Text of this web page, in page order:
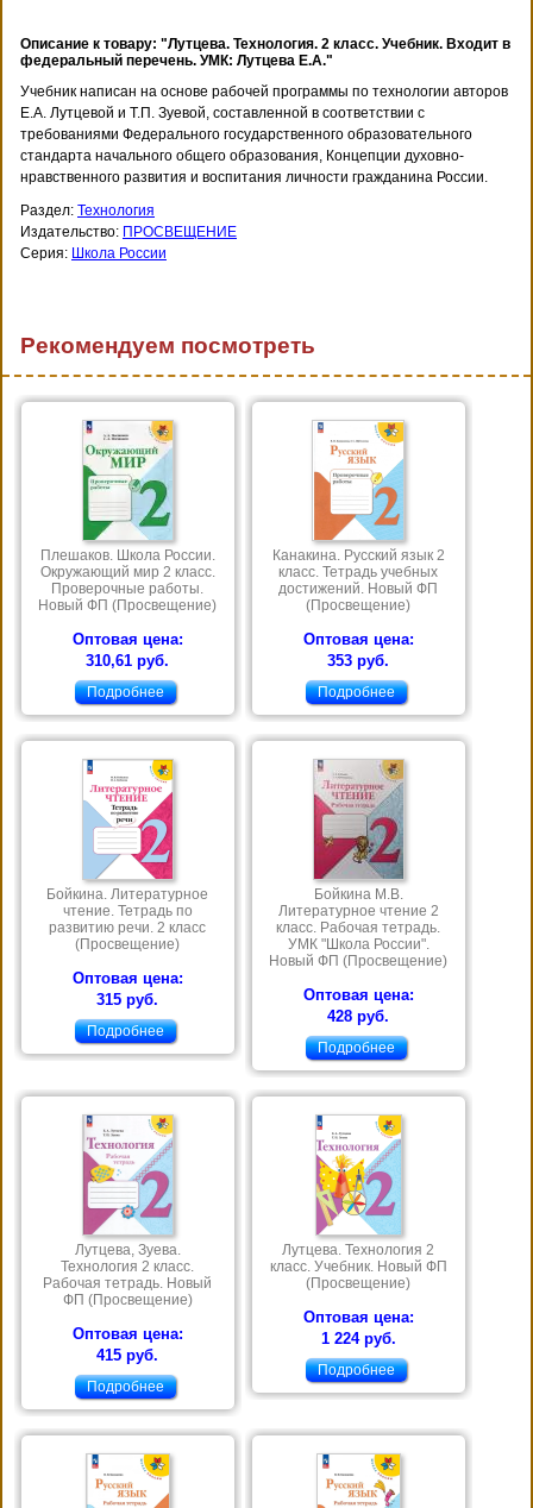
Описание к товару: "Лутцева. Технология. 2 класс. Учебник. Входит в
федеральный перечень. УМК: Лутцева Е.А."
Учебник написан на основе рабочей программы по технологии авторов
Е.А. Лутцевой и Т.П. Зуевой, составленной в соответствии с
требованиями Федерального государственного образовательного
стандарта начального общего образования, Концепции духовно-
нравственного развития и воспитания личности гражданина России.
Раздел: Технология
Издательство: ПРОСВЕЩЕНИЕ
Серия: Школа России
Рекомендуем посмотреть
Плешаков. Школа России.
Окружающий мир 2 класс.
Проверочные работы.
Новый ФП (Просвещение)
Оптовая цена:
310,61 руб.
Подробнее
Канакина. Русский язык 2
класс. Тетрадь учебных
достижений. Новый ФП
(Просвещение)
Оптовая цена:
353 руб.
Подробнее
Бойкина. Литературное
чтение. Тетрадь по
развитию речи. 2 класс
(Просвещение)
Оптовая цена:
315 руб.
Подробнее
Бойкина М.В.
Литературное чтение 2
класс. Рабочая тетрадь.
УМК "Школа России".
Новый ФП (Просвещение)
Оптовая цена:
428 руб.
Подробнее
Лутцева, Зуева.
Технология 2 класс.
Рабочая тетрадь. Новый
ФП (Просвещение)
Оптовая цена:
415 руб.
Подробнее
Лутцева. Технология 2
класс. Учебник. Новый ФП
(Просвещение)
Оптовая цена:
1 224 руб.
Подробнее